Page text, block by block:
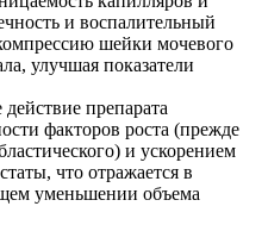
и воспалительный
шейки мочевого
улучшая показатели
препарата
факторов роста (прежде
и ускорением
что отражается в
уменьшении объема